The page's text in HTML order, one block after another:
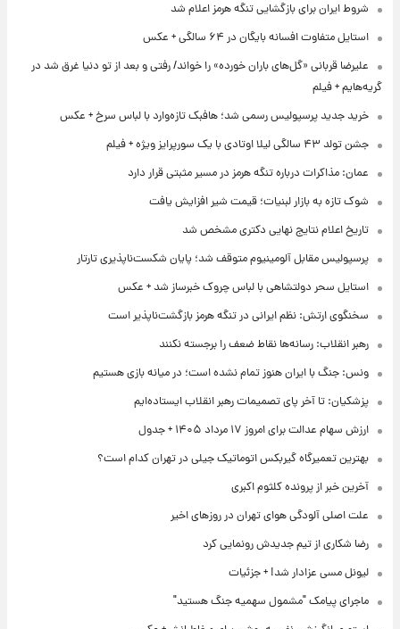
شروط ایران برای بازگشایی تنگه هرمز اعلام شد
استایل متفاوت افسانه بایگان در ۶۴ سالگی + عکس
علیرضا قربانی «گل‌های باران خورده» را خواند/ رفتی و بعد از تو دنیا غرق شد در
گریه‌هایم + فیلم
خرید جدید پرسپولیس رسمی شد؛ هافبک تازه‌وارد با لباس سرخ + عکس
جشن تولد ۴۳ سالگی لیلا اوتادی با یک سورپرایز ویژه + فیلم
عمان: مذاکرات درباره تنگه هرمز در مسیر مثبتی قرار دارد
شوک تازه به بازار لبنیات؛ قیمت شیر افزایش یافت
تاریخ اعلام نتایج نهایی دکتری مشخص شد
پرسپولیس مقابل آلومینیوم متوقف شد؛ پایان شکست‌ناپذیری تارتار
استایل سحر دولتشاهی با لباس چروک خبرساز شد + عکس
سخنگوی ارتش: نظم ایرانی در تنگه هرمز بازگشت‌ناپذیر است
رهبر انقلاب: رسانه‌ها نقاط ضعف را برجسته نکنند
ونس: جنگ با ایران هنوز تمام نشده است؛ در میانه بازی هستیم
پزشکیان: تا آخر پای تصمیمات رهبر انقلاب ایستاده‌ایم
ارزش سهام عدالت برای امروز ۱۷ مرداد ۱۴۰۵ + جدول
بهترین تعمیرگاه گیربکس اتوماتیک جیلی در تهران کدام است؟
آخرین خبر از پرونده کلثوم اکبری
علت اصلی آلودگی هوای تهران در روزهای اخیر
رضا شکاری از تیم جدیدش رونمایی کرد
لیونل مسی عزادار شد! + جزئیات
ماجرای پیامک "مشمول سهمیه جنگ هستید"